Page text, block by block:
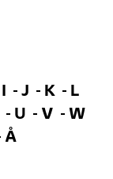
I J K
L
U V
W
Å